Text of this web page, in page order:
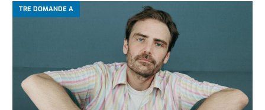
TRE DOMANDE A